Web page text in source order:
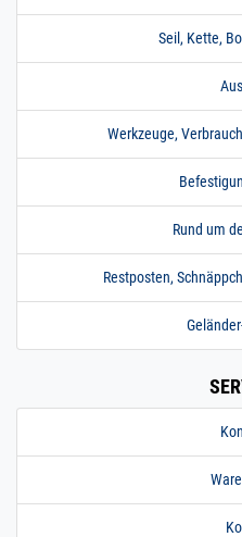
Seil, Kette,
Werkzeuge,
Rund um
Restposten,